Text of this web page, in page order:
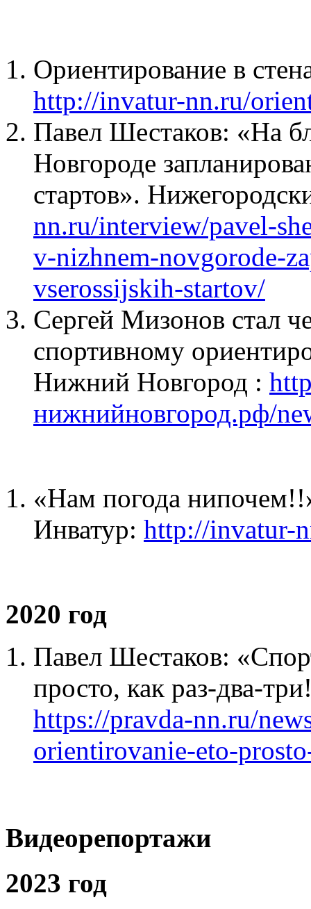
Ориентирование в
http://invatur-nn.ru/
Павел Шестаков: «На
Новгороде
стартов».
nn.ru/interview/pavel-
v-nizhnem-novgorode-
vserossijskih-startov/
Сергей Мизонов стал
спортивному
Нижний Новгород :
нижнийновгород.рф/
«Нам погода
Инватур: http://invatur-
2020 год
Павел Шестаков:
просто, как раз-два-
https://pravda-nn.ru/
orientirovanie-eto-
Видеорепортажи
2023 год